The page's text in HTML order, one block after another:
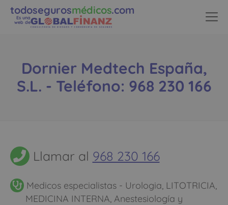
todosegurosmédicos.com
Es una
web de
Dornier Medtech España,
S.L. - Teléfono: 968 230 166
Llamar al 968 230 166
Medicos especialistas - Urologia, LITOTRICIA,
MEDICINA INTERNA, Anestesiología y